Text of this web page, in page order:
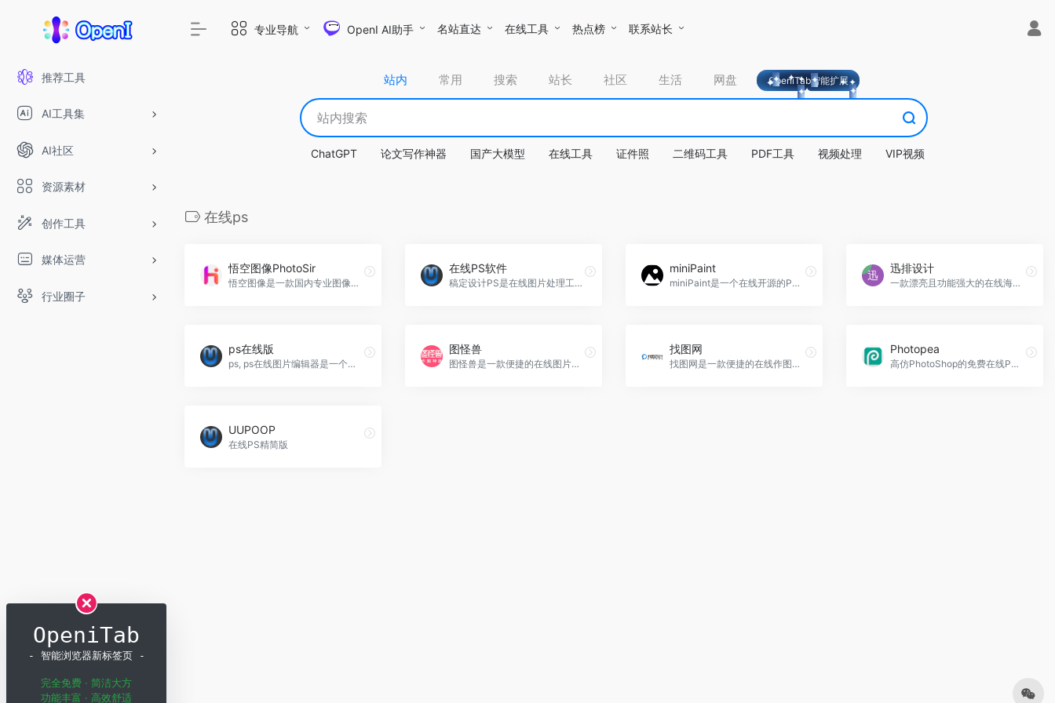
推荐工具
AI工具集
AI社区
资源素材
创作工具
媒体运营
行业圈子
专业导航 OpenI AI助手 名站直达 在线工具 热点榜 联系站长
站内 常用 搜索 站长 社区 生活 网盘 OpeniTab智能扩展
ChatGPT 论文写作神器 国产大模型 在线工具 证件照 二维码工具 PDF工具 视频处理 VIP视频
在线ps
悟空图像PhotoSir
悟空图像是一款国内专业图像处理软件，采用AI算法，易于上手，快速出图。
在线PS软件
稿定设计PS是在线图片处理工具，免下载，随时随地修正美化图片。
miniPaint
miniPaint是一个在线开源的Photoshop替代品，无需下载或安装。
迅排设计
一款漂亮且功能强大的在线海报设计器，图片编辑器，仿稿定设计，迅排设计Poster-Design适用于海报生成、电商产品图、文章长图、视频/公众号封面等多种场景。迅排设计官网入口网址
ps在线版
ps, ps在线图片编辑器是一个专业的在线ps照片处理软件。绿色免安装，直接在您的浏览器上用它修正，调整和美化您的图像。...，ps在线版官网入口网址
图怪兽
图怪兽是一款便捷的在线图片编辑服务平台，为用户提供丰富的图片模板元素，让他们通过简单的替换和修改文字即可完成个性化的图片设计。无论是企业管理、新媒体运营、HR行政，还是教师和个体经营者，图怪兽都能满足不同场景下的图片设计需求。
找图网
找图网是一款便捷的在线作图编辑器，提供了丰富的版权原创素材，包括海报设计、公众号模板、艺术字、PNG插画等，满足用户各种设计需求。其操作简单易懂，针对不同设计需求提供了合适的尺寸，即使是设计新手也能轻松完成图片设计。
Photopea
高仿PhotoShop的免费在线PS工具,甚至可以解析Sketch设计稿
UUPOOP
在线PS精简版
OpeniTab
- 智能浏览器新标签页 -
完全免费 · 简洁大方
功能丰富 · 高效舒适